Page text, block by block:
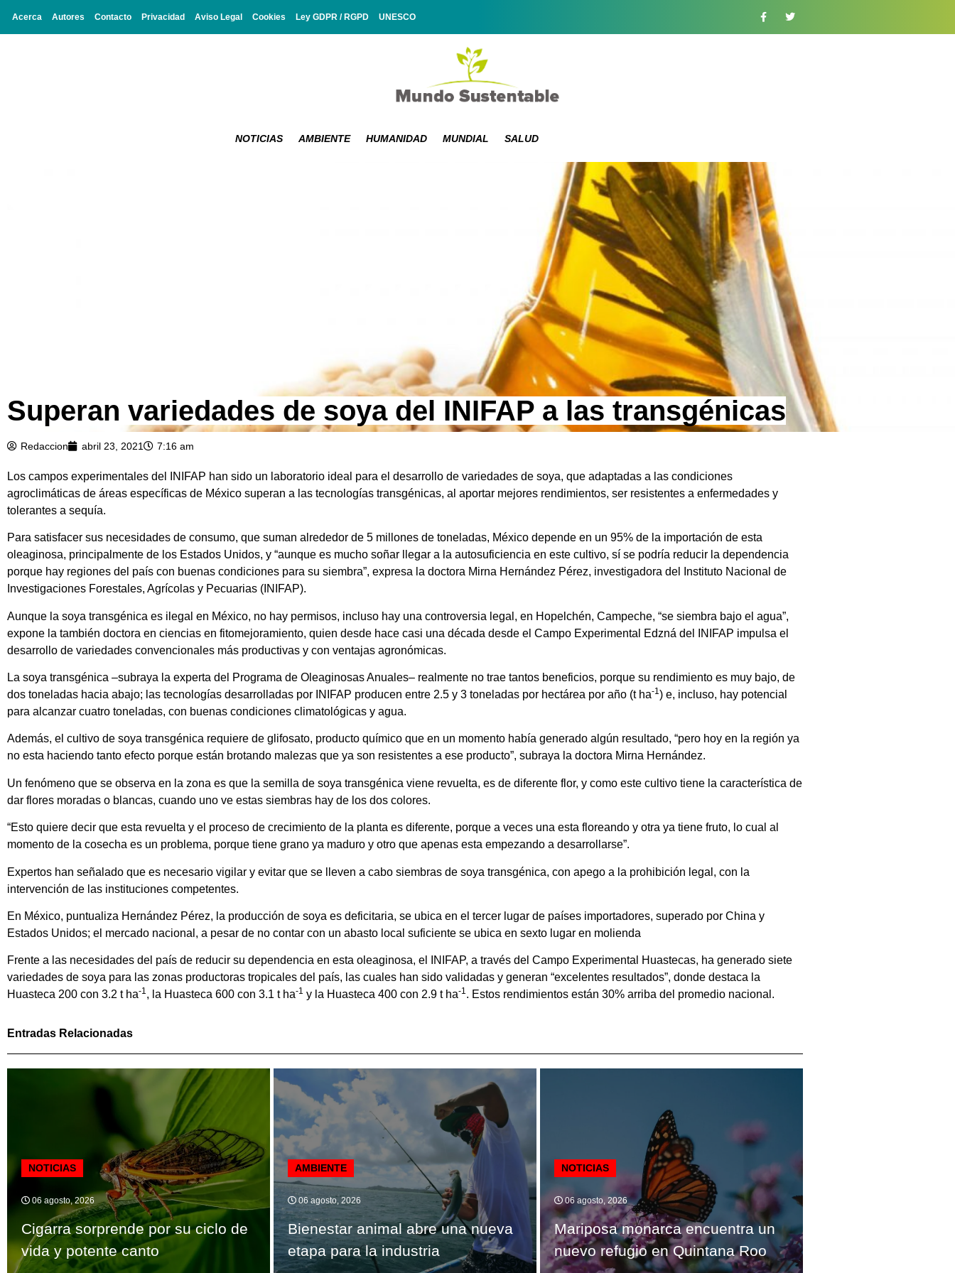
Acerca Autores Contacto Privacidad Aviso Legal Cookies Ley GDPR / RGPD UNESCO
NOTICIAS AMBIENTE HUMANIDAD MUNDIAL SALUD
Superan variedades de soya del INIFAP a las transgénicas
Redaccion abril 23, 2021 7:16 am
Los campos experimentales del INIFAP han sido un laboratorio ideal para el desarrollo de variedades de soya, que adaptadas a las condiciones
agroclimáticas de áreas específicas de México superan a las tecnologías transgénicas, al aportar mejores rendimientos, ser resistentes a enfermedades y
tolerantes a sequía.
Para satisfacer sus necesidades de consumo, que suman alrededor de 5 millones de toneladas, México depende en un 95% de la importación de esta
oleaginosa, principalmente de los Estados Unidos, y “aunque es mucho soñar llegar a la autosuficiencia en este cultivo, sí se podría reducir la dependencia
porque hay regiones del país con buenas condiciones para su siembra”, expresa la doctora Mirna Hernández Pérez, investigadora del Instituto Nacional de
Investigaciones Forestales, Agrícolas y Pecuarias (INIFAP).
Aunque la soya transgénica es ilegal en México, no hay permisos, incluso hay una controversia legal, en Hopelchén, Campeche, “se siembra bajo el agua”,
expone la también doctora en ciencias en fitomejoramiento, quien desde hace casi una década desde el Campo Experimental Edzná del INIFAP impulsa el
desarrollo de variedades convencionales más productivas y con ventajas agronómicas.
La soya transgénica –subraya la experta del Programa de Oleaginosas Anuales– realmente no trae tantos beneficios, porque su rendimiento es muy bajo, de
dos toneladas hacia abajo; las tecnologías desarrolladas por INIFAP producen entre 2.5 y 3 toneladas por hectárea por año (t ha-1) e, incluso, hay potencial
para alcanzar cuatro toneladas, con buenas condiciones climatológicas y agua.
Además, el cultivo de soya transgénica requiere de glifosato, producto químico que en un momento había generado algún resultado, “pero hoy en la región ya
no esta haciendo tanto efecto porque están brotando malezas que ya son resistentes a ese producto”, subraya la doctora Mirna Hernández.
Un fenómeno que se observa en la zona es que la semilla de soya transgénica viene revuelta, es de diferente flor, y como este cultivo tiene la característica de
dar flores moradas o blancas, cuando uno ve estas siembras hay de los dos colores.
“Esto quiere decir que esta revuelta y el proceso de crecimiento de la planta es diferente, porque a veces una esta floreando y otra ya tiene fruto, lo cual al
momento de la cosecha es un problema, porque tiene grano ya maduro y otro que apenas esta empezando a desarrollarse”.
Expertos han señalado que es necesario vigilar y evitar que se lleven a cabo siembras de soya transgénica, con apego a la prohibición legal, con la
intervención de las instituciones competentes.
En México, puntualiza Hernández Pérez, la producción de soya es deficitaria, se ubica en el tercer lugar de países importadores, superado por China y
Estados Unidos; el mercado nacional, a pesar de no contar con un abasto local suficiente se ubica en sexto lugar en molienda
Frente a las necesidades del país de reducir su dependencia en esta oleaginosa, el INIFAP, a través del Campo Experimental Huastecas, ha generado siete
variedades de soya para las zonas productoras tropicales del país, las cuales han sido validadas y generan “excelentes resultados”, donde destaca la
Huasteca 200 con 3.2 t ha-1, la Huasteca 600 con 3.1 t ha-1 y la Huasteca 400 con 2.9 t ha-1. Estos rendimientos están 30% arriba del promedio nacional.
Entradas Relacionadas
NOTICIAS
06 agosto, 2026
Cigarra sorprende por su ciclo de
vida y potente canto
AMBIENTE
06 agosto, 2026
Bienestar animal abre una nueva
etapa para la industria
NOTICIAS
06 agosto, 2026
Mariposa monarca encuentra un
nuevo refugio en Quintana Roo